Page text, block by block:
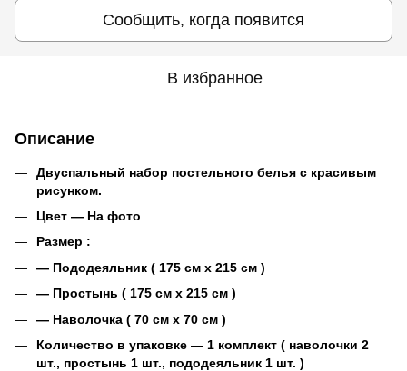
Сообщить, когда появится
В избранное
Описание
Двуспальный набор постельного белья с красивым
рисунком.
Цвет ― На фото
Размер :
― Пододеяльник ( 175 см х 215 см )
― Простынь ( 175 см х 215 см )
― Наволочка ( 70 см х 70 см )
Количество в упаковке ― 1 комплект ( наволочки 2
шт., простынь 1 шт., пододеяльник 1 шт. )